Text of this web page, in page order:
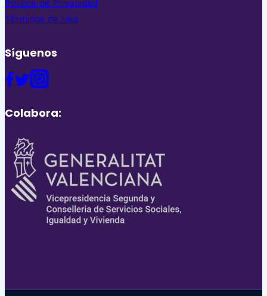
Politica de Privacidad
Términos de Uso
Síguenos
Colabora: